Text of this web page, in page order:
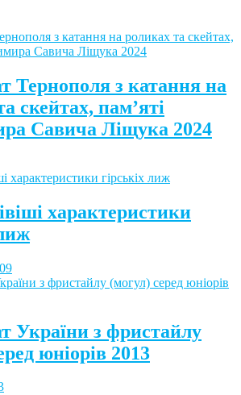
Тернополя з катання на
скейтах, пам’яті
Савича Ліщука 2024
характеристики
України з фристайлу
юніорів 2013